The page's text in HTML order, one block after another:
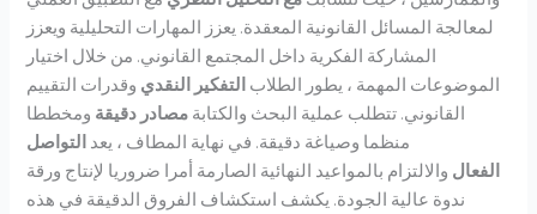
لمعالجة المسائل القانونية المعقدة. يعزز المهارات التحليلية ويعزز
المشاركة الفكرية داخل المجتمع القانوني. من خلال اختيار
الموضوعات المهمة ، يطور الطلاب التفكير النقدي وقدرات التقييم
القانوني. تتطلب عملية البحث والكتابة مصادر دقيقة ومخططا
منظما وصياغة دقيقة. في نهاية المطاف ، يعد التواصل
الفعال والالتزام بالمواعيد النهائية الصارمة أمرا ضروريا لإنتاج ورقة
ندوة عالية الجودة. يكشف استكشاف الفروق الدقيقة في هذه